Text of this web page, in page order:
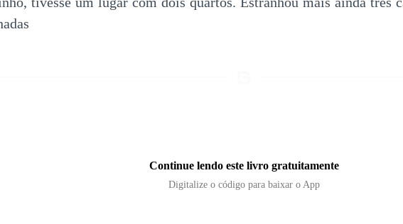
Continue lendo este livro gratuitamente
Digitalize o código para baixar o App